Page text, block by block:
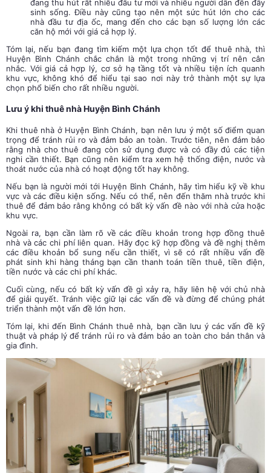
đang thu hút rất nhiều đầu tư mới và nhiều người dân đến đây
sinh sống. Điều này cũng tạo nên một sức hút lớn cho các
nhà đầu tư địa ốc, mang đến cho các bạn số lượng lớn các
căn hộ mới với giá cả hợp lý.
Tóm lại, nếu bạn đang tìm kiếm một lựa chọn tốt để thuê nhà, thì
Huyện Bình Chánh chắc chắn là một trong những vị trí nên cân
nhắc. Với giá cả hợp lý, cơ sở hạ tầng tốt và nhiều tiện ích quanh
khu vực, không khó để hiểu tại sao nơi này trở thành một sự lựa
chọn phổ biến cho rất nhiều người.
Lưu ý khi thuê nhà Huyện Bình Chánh
Khi thuê nhà ở Huyện Bình Chánh, bạn nên lưu ý một số điểm quan
trọng để tránh rủi ro và đảm bảo an toàn. Trước tiên, nên đảm bảo
rằng nhà cho thuê đang còn sử dụng được và có đầy đủ các tiện
nghi cần thiết. Bạn cũng nên kiểm tra xem hệ thống điện, nước và
thoát nước của nhà có hoạt động tốt hay không.
Nếu bạn là người mới tới Huyện Bình Chánh, hãy tìm hiểu kỹ về khu
vực và các điều kiện sống. Nếu có thể, nên đến thăm nhà trước khi
thuê để đảm bảo rằng không có bất kỳ vấn đề nào với nhà cửa hoặc
khu vực.
Ngoài ra, bạn cần làm rõ về các điều khoản trong hợp đồng thuê
nhà và các chi phí liên quan. Hãy đọc kỹ hợp đồng và đề nghị thêm
các điều khoản bổ sung nếu cần thiết, vì sẽ có rất nhiều vấn đề
phát sinh khi hàng tháng bạn cần thanh toán tiền thuê, tiền điện,
tiền nước và các chi phí khác.
Cuối cùng, nếu có bất kỳ vấn đề gì xảy ra, hãy liên hệ với chủ nhà
để giải quyết. Tránh việc giữ lại các vấn đề và đừng để chúng phát
triển thành một vấn đề lớn hơn.
Tóm lại, khi đến Bình Chánh thuê nhà, bạn cần lưu ý các vấn đề kỹ
thuật và pháp lý để tránh rủi ro và đảm bảo an toàn cho bản thân và
gia đình.